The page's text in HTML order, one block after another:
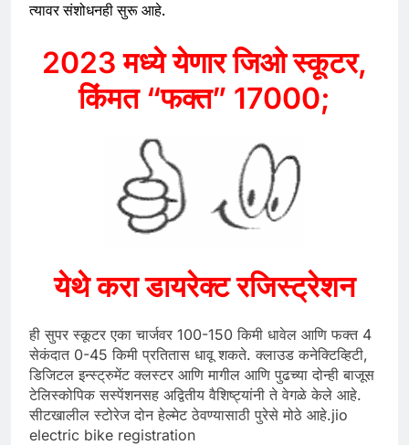
त्यावर संशोधनही सुरू आहे.
2023 मध्ये येणार जिओ स्कूटर,
किंमत “फक्त” 17000;
येथे करा डायरेक्ट रजिस्ट्रेशन
ही सुपर स्कूटर एका चार्जवर 100-150 किमी धावेल आणि फक्त 4
सेकंदात 0-45 किमी प्रतितास धावू शकते. क्लाउड कनेक्टिव्हिटी,
डिजिटल इन्स्ट्रुमेंट क्लस्टर आणि मागील आणि पुढच्या दोन्ही बाजूस
टेलिस्कोपिक सस्पेंशनसह अद्वितीय वैशिष्ट्यांनी ते वेगळे केले आहे.
सीटखालील स्टोरेज दोन हेल्मेट ठेवण्यासाठी पुरेसे मोठे आहे.jio
electric bike registration